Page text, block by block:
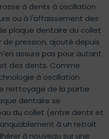
à dents à oscillation
ou à l'affaissement des
plaque dentaire au collet
pression, ajouté depuis
assure pas pour autant
des dents. Comme
à oscillation
nettoyage de la partie
dentaire se
du collet (entre dents et
à un retrait
à nouveau sur une